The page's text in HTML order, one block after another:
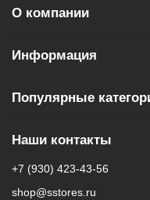
** - На момент покупки
(RuStore).
О компании
Информация
Популярные
Наши контакты
+7 (930) 423-43-56
shop@sstores.ru